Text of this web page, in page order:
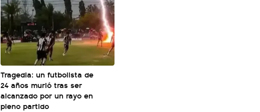
Tragedia: un futbolista de
24 años murió tras ser
alcanzado por un rayo en
pleno partido